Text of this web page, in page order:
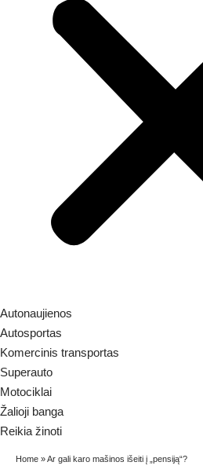
Autonaujienos
Autosportas
Komercinis transportas
Superauto
Motociklai
Žalioji banga
Reikia žinoti
Home »Ar gali karo mašinos išeiti į „pensiją“?